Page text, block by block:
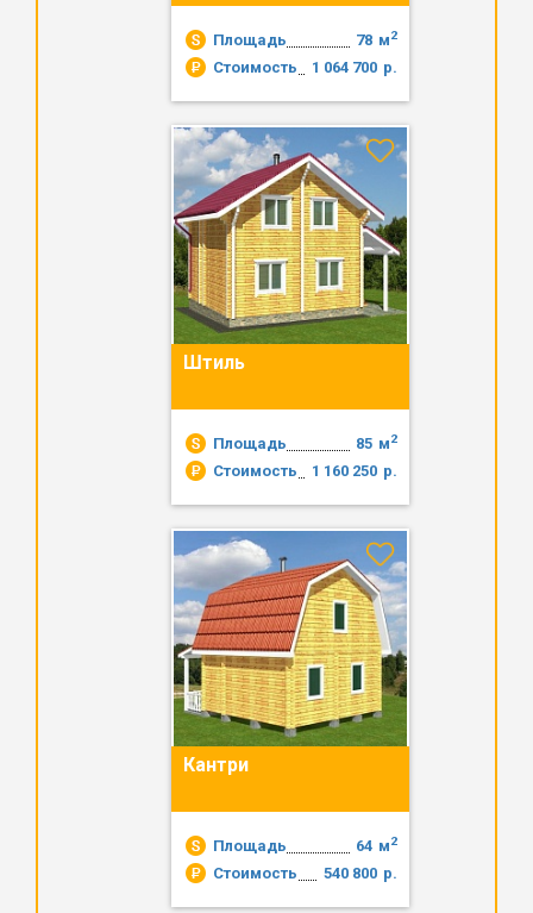
Площадь м2
78
Стоимость
р.
1 064 700
Штиль
Площадь м2
85
Стоимость
р.
1 160 250
Кантри
Площадь м2
64
Стоимость
р.
540 800